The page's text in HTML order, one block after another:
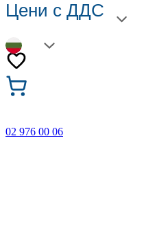
Цени с ДДС
BG
02 976 00 06